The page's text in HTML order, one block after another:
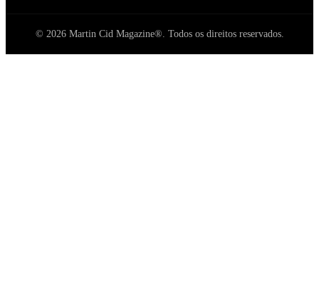
© 2026 Martin Cid Magazine®. Todos os direitos reservados.